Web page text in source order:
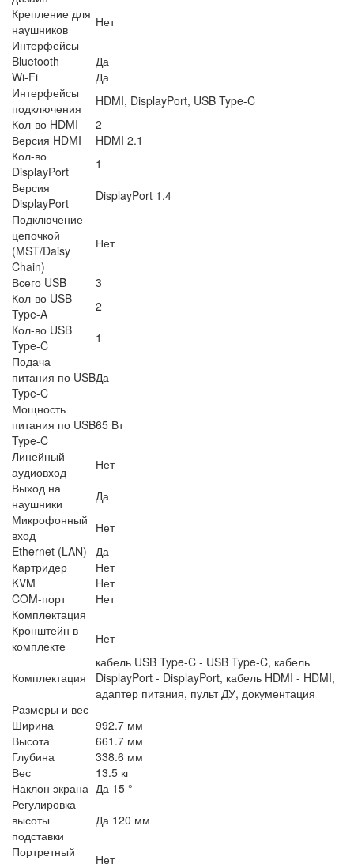
Крепление для
наушников
Нет
Интерфейсы
Bluetooth
Да
Wi-Fi
Да
Интерфейсы
подключения
HDMI, DisplayPort, USB Type-C
Кол-во HDMI
2
Версия HDMI
HDMI 2.1
Кол-во
DisplayPort
1
Версия
DisplayPort
DisplayPort 1.4
Подключение
цепочкой
(MST/Daisy
Chain)
Нет
Всего USB
3
Кол-во USB
Type-A
2
Кол-во USB
Type-C
1
Подача
питания по USB
Type-C
Да
Мощность
питания по USB
Type-C
65 Вт
Линейный
аудиовход
Нет
Выход на
наушники
Да
Микрофонный
вход
Нет
Ethernet (LAN)
Да
Картридер
Нет
KVM
Нет
COM-порт
Нет
Комплектация
Кронштейн в
комплекте
Нет
Комплектация
кабель USB Type-C - USB Type-C, кабель
DisplayPort - DisplayPort, кабель HDMI - HDMI,
адаптер питания, пульт ДУ, документация
Размеры и вес
Ширина
992.7 мм
Высота
661.7 мм
Глубина
338.6 мм
Вес
13.5 кг
Наклон экрана Да 15 °
Регулировка
высоты
подставки
Да 120 мм
Портретный
Нет